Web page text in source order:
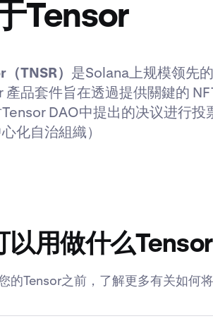
Tensor
TNSR） 是Solana上规模领先
產品套件旨在透過提供關鍵的
DAO中提出的决议进行
心化自治組織）
以用做什么
的Tensor之前，了解更多有关如何